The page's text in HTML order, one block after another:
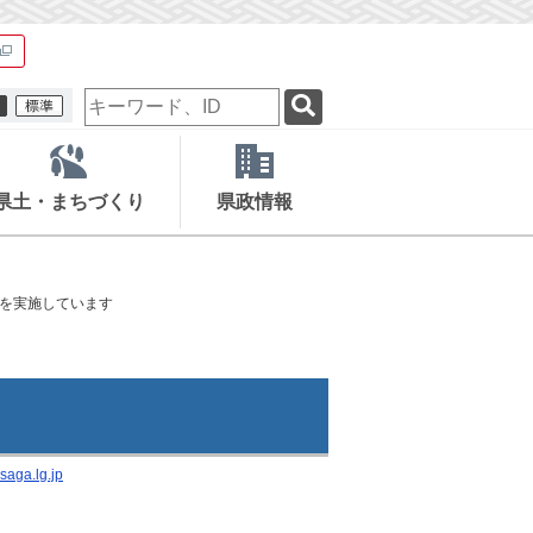
検
索
ー
ー
ド
土・まちづくり 県政情報
実施しています